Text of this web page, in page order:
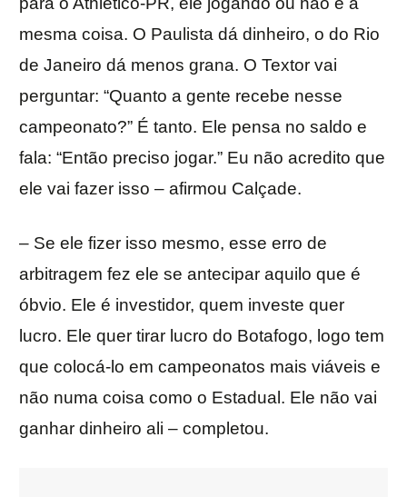
mesma coisa. O Paulista dá dinheiro, o do Rio
de Janeiro dá menos grana. O Textor vai
perguntar: “Quanto a gente recebe nesse
campeonato?” É tanto. Ele pensa no saldo e
fala: “Então preciso jogar.” Eu não acredito que
ele vai fazer isso – afirmou Calçade.
– Se ele fizer isso mesmo, esse erro de
arbitragem fez ele se antecipar aquilo que é
óbvio. Ele é investidor, quem investe quer
lucro. Ele quer tirar lucro do Botafogo, logo tem
que colocá-lo em campeonatos mais viáveis e
não numa coisa como o Estadual. Ele não vai
ganhar dinheiro ali – completou.